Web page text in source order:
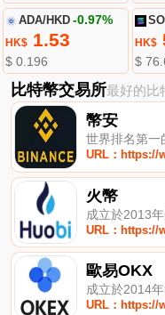
ADA/HKD -0.97%
HK$1.53
$ 0.196
HK$
$
比特幣交易所最好的比
幣安
世界排名第一
URL：https://
火幣
成立於2013
URL：https://
歐易OKX
成立於2014
URL：https://